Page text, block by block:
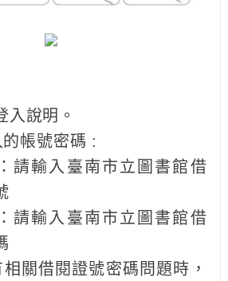
入說明。
帳號密碼 :
請輸入臺南市立圖書館借
請輸入臺南市立圖書館借
關借閱證號密碼問題時，